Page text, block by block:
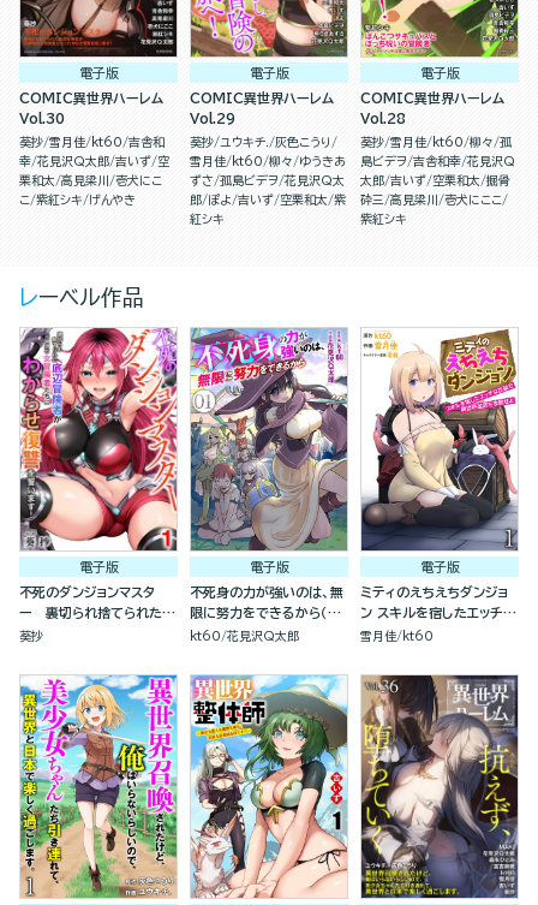
電子版
COMIC異世界ハーレム
Vol.30
葵抄 雪月佳 kt60 吉舎和
幸 花見沢Q太郎 吉いず 空
栗和太 高見梁川
壱犬にこ
こ 紫紅シキ げんやき
電子版
COMIC異世界ハーレム
Vol.29
葵抄 ユウキチ.
灰色こうり
雪月佳
kt60 柳々
ゆうきあ
ずさ 孤島ビデヲ 花見沢Q太
郎 ぽよ 吉いず 空栗和太 紫
紅シキ
電子版
COMIC異世界ハーレム
Vol.28
葵抄 雪月佳 kt60 柳々 孤
島ビデヲ 吉舎和幸 花見沢Q
太郎 吉いず 空栗和太 掘骨
砕三 高見梁川
壱犬にここ
紫紅シキ
レーベル作品
電子版
不死のダンジョンマスタ
ー 裏切られ捨てられた底
辺冒険者が元仲間の女冒険
います！（分冊版）
葵抄
電子版
不死身の力が強いのは、無
限に努力をできるから（分
冊版）
kt60 花見沢Q太郎
電子版
ミティのえちえちダンジョ
ン スキルを宿したエッチな
衣装で異世界迷宮を攻略せ
雪月佳 kt60